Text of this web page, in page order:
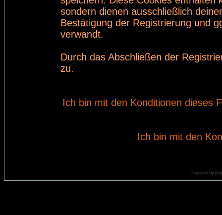
sondern dienen ausschließlich
Bestätigung der Registrierung und
verwandt.
Durch das Abschließen der
zu.
Ich bin mit den Konditionen dieses
Ich bin mit den
Powered by